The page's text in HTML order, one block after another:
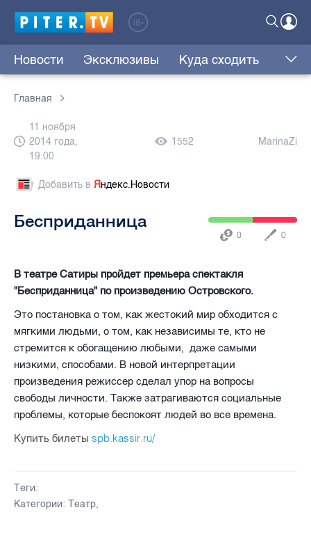
Новости Эксклюзивы Куда сходить
Главная
11 ноября
2014 года,
19:00
1552 MarinaZi
Добавить в Яндекс.Новости
Бесприданница
0 0
В театре Сатиры пройдет премьера спектакля
"Бесприданница" по произведению Островского.
Это постановка о том, как жестокий мир обходится с
мягкими людьми, о том, как независимы те, кто не
стремится к обогащению любыми, даже самыми
низкими, способами. В новой интерпретации
произведения режиссер сделал упор на вопросы
свободы личности. Также затрагиваются социальные
проблемы, которые беспокоят людей во все времена.
Купить билеты spb.kassir.ru/
Теги:
Категории: Театр,